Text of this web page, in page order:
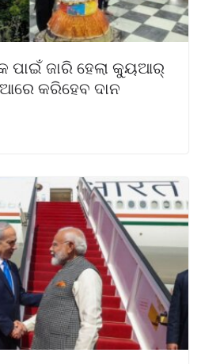
ପାଇଁ ଜାରି ହେଲା କ୍ୟୁଆର୍
କରିହେବ ଦାନ